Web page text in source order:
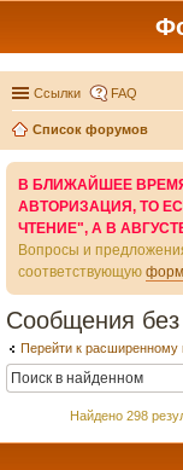
Ссылки FAQ
Список форумов
В БЛИЖАЙШЕЕ
АВТОРИЗАЦИЯ, ТО
ЧТЕНИЕ", А В
Вопросы и
соответствующую
Сообщения без
Перейти к расширенному
Найдено 298